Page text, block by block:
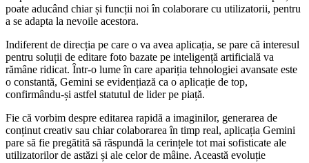
poate aducând chiar și funcții noi în colaborare cu utilizatorii, pentru
a se adapta la nevoile acestora.
Indiferent de direcția pe care o va avea aplicația, se pare că interesul
pentru soluții de editare foto bazate pe inteligență artificială va
rămâne ridicat. Într-o lume în care apariția tehnologiei avansate este
o constantă, Gemini se evidențiază ca o aplicație de top,
confirmându-și astfel statutul de lider pe piață.
Fie că vorbim despre editarea rapidă a imaginilor, generarea de
conținut creativ sau chiar colaborarea în timp real, aplicația Gemini
pare să fie pregătită să răspundă la cerințele tot mai sofisticate ale
utilizatorilor de astăzi și ale celor de mâine. Această evoluție